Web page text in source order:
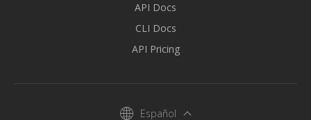
API Docs
CLI Docs
API Pricing
Español